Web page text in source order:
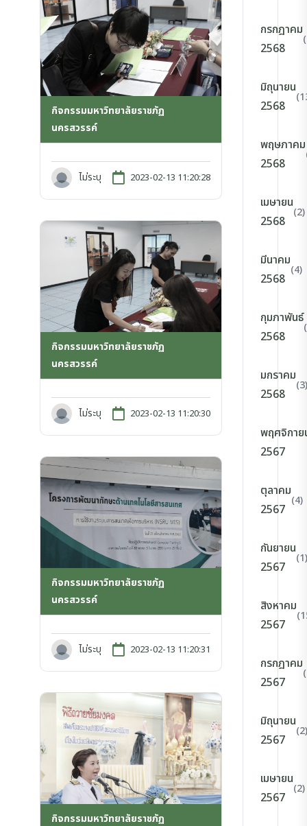
กิจกรรมมหาวิทยาลัยราชภัฏ
นครสวรรค์
ไม่ระบุ 2023-02-13 11:20:28
กิจกรรมมหาวิทยาลัยราชภัฏ
นครสวรรค์
ไม่ระบุ 2023-02-13 11:20:30
กิจกรรมมหาวิทยาลัยราชภัฏ
นครสวรรค์
ไม่ระบุ 2023-02-13 11:20:31
กิจกรรมมหาวิทยาลัยราชภัฏ
กรกฎาคม
2568
มิถุนายน
2568
พฤษภาคม
2568
เมษายน
2568
(2)
มีนาคม
2568
(4)
กุมภาพันธ์
2568
มกราคม
2568
(3)
พฤศจิกาย
2567
ตุลาคม
2567
(4)
กันยายน
2567
(1)
สิงหาคม
2567
กรกฎาคม
2567
มิถุนายน
2567
(2)
เมษายน
2567
(2)